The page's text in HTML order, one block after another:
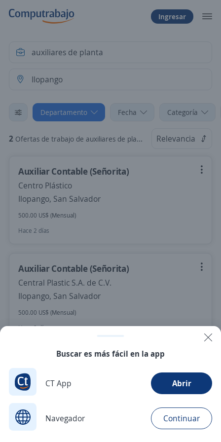
Ingresar
Departamento Fecha Categoría
2 Ofertas de trabajo de auxiliares de planta en Ilopango, San Salvador Relevancia
Auxiliar Contable (Señorita)
Centro Plástico
Ilopango, San Salvador
500.00 US$ (Mensual)
Hace 2 días
Auxiliar Contable (Señorita)
Central Plastic S.A. de C.V.
Ilopango, San Salvador
500.00 US$ (Mensual)
Hace 2 días
Empleos similares
Auxiliar de almacén
Buscar es más fácil en la app
CT App Abrir
Navegador Continuar